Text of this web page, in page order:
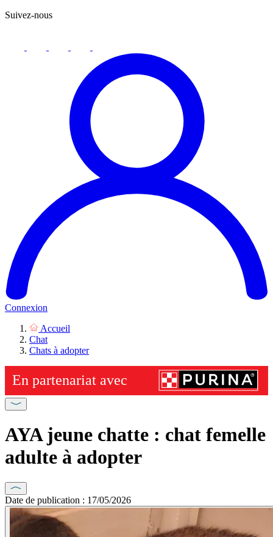
Suivez-nous
Connexion
Accueil
Chat
Chats à adopter
AYA jeune chatte : chat femelle
adulte à adopter
Date de publication : 17/05/2026